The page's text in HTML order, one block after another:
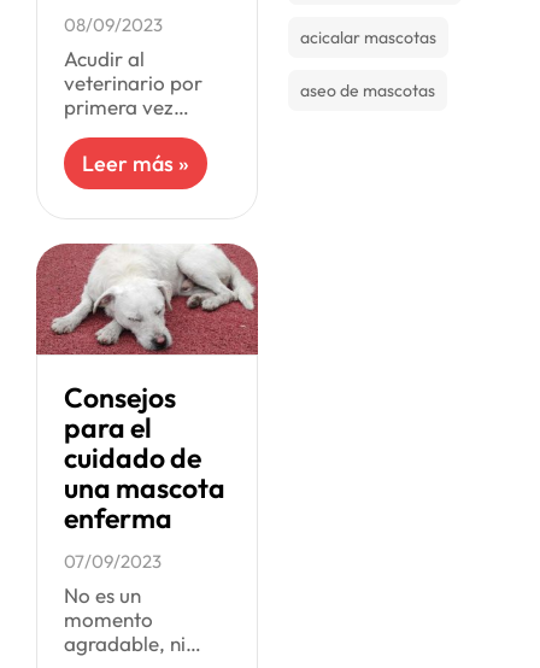
08/09/2023
Acudir al
veterinario por
primera vez
representar un
momento de
para el tutor
como para su
mascota, pero,
las visitas al
veterinario
Leer más »
Consejos
para el
cuidado de
una mascota
enferma
07/09/2023
No es un
momento
agradable, ni
acicalar mascotas
aseo de mascotas